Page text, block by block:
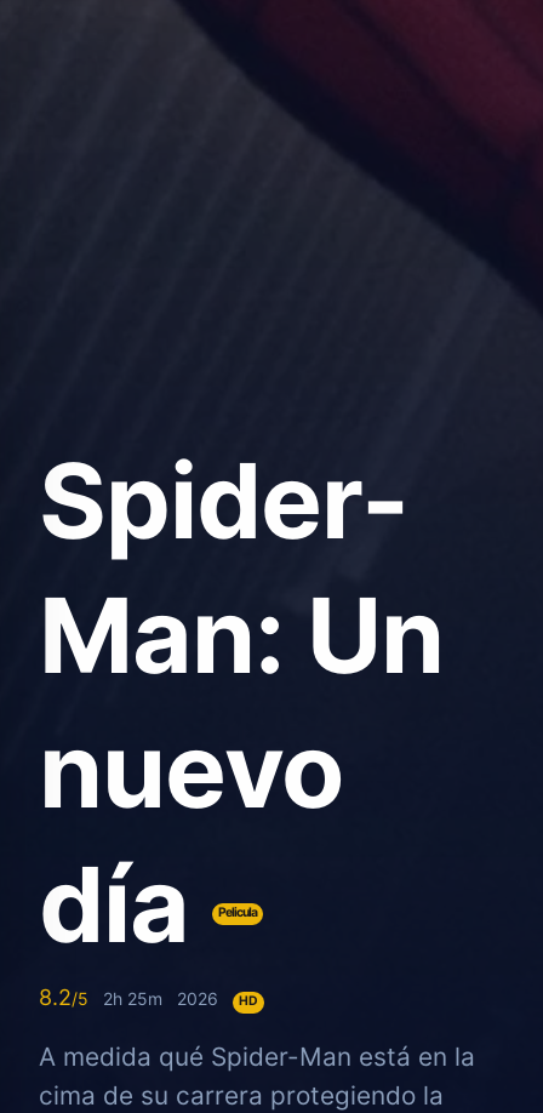
Spider-
Man: Un
nuevo
día
Pelicula
8.2 2h 25m 2026 HD
A medida qué Spider-Man está en la
cima de su carrera protegiendo la